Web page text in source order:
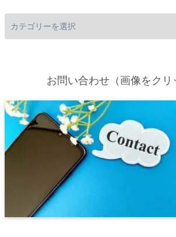
お問い合わせ（画像をクリ